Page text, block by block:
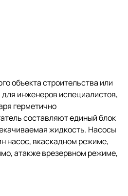
объекта строительства или
инженеров испециалистов,
герметично
составляют единый блок
жидкость. Насосы
насос, вкаскадном режиме,
атакже врезервном режиме,